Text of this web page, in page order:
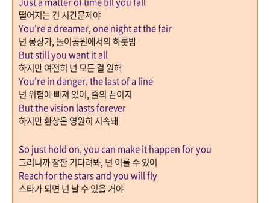
떨어지는 건 시간문제야
You're a dreamer, one night at the fair
넌 몽상가,놀이공원에서의 하룻밤
But still you want it all
하지만 여전히 넌 모든 걸 원해
You're in danger, the last of a line
넌 위험에 빠져 있어,줄의 끝이지
But the vision lasts forever
하지만 환상은 영원히 지속돼
So just hold on, you can make it happen for you
그러니까 잠깐 기다려봐, 넌 이룰 수 있어
Reach for the stars and you will fly
스타가 되면 넌 날 수 있을 거야